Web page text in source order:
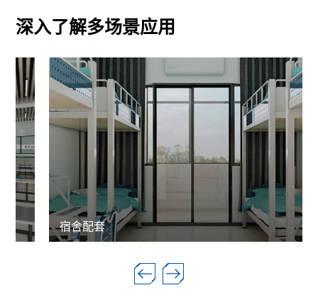
深入了解多场景应用
宿舍配套